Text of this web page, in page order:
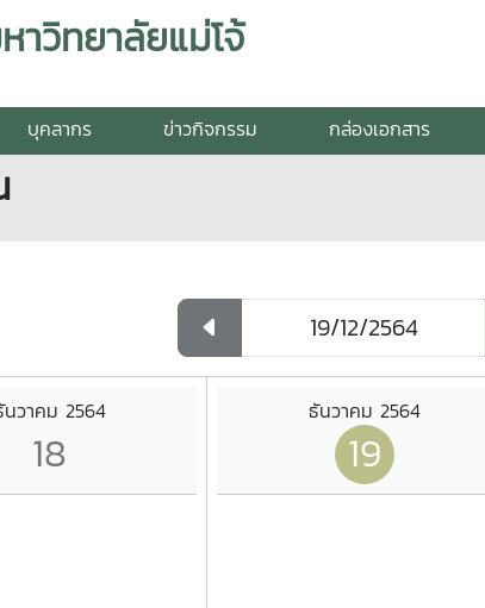
วิทยาลัยแม่โจ้
บุคลากร ข่าวกิจกรรม กล่องเอกสาร
วาคม 2564
18
ธันวาคม 2564
19